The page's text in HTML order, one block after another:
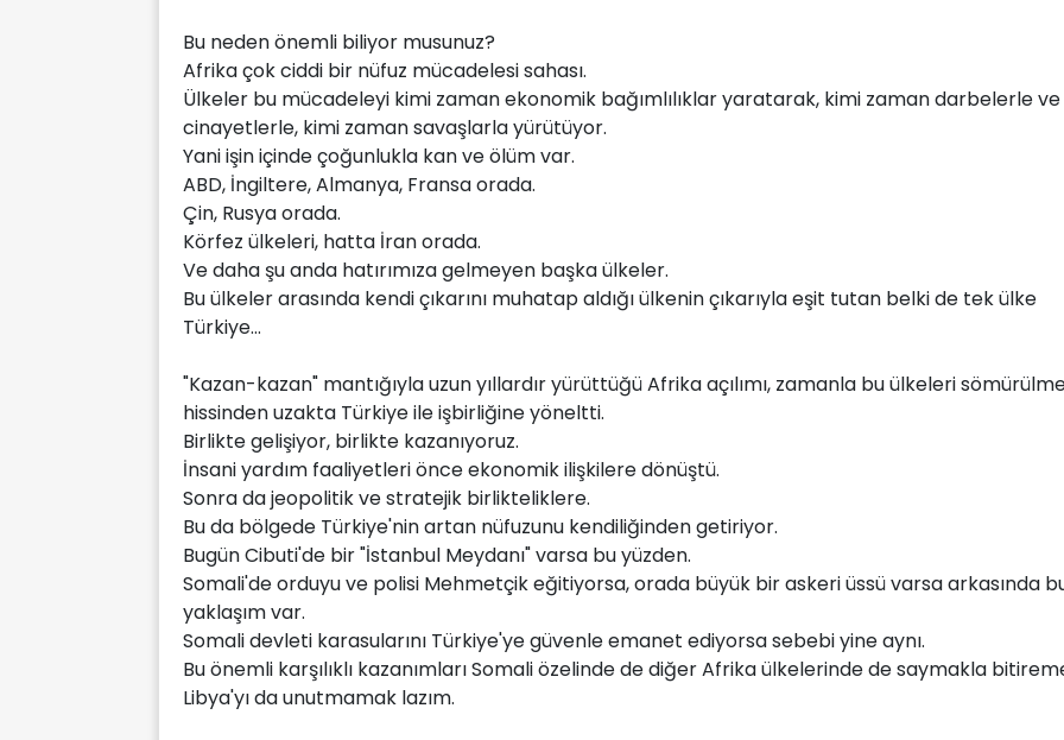
Bu neden önemli biliyor musunuz?
Afrika çok ciddi bir nüfuz mücadelesi sahası.
Ülkeler bu mücadeleyi kimi zaman ekonomik bağımlılıklar yaratarak, kimi zaman darbelerle ve
cinayetlerle, kimi zaman savaşlarla yürütüyor.
Yani işin içinde çoğunlukla kan ve ölüm var.
ABD, İngiltere, Almanya, Fransa orada.
Çin, Rusya orada.
Körfez ülkeleri, hatta İran orada.
Ve daha şu anda hatırımıza gelmeyen başka ülkeler.
Bu ülkeler arasında kendi çıkarını muhatap aldığı ülkenin çıkarıyla eşit tutan belki de tek ülke
Türkiye...
"Kazan-kazan" mantığıyla uzun yıllardır yürüttüğü Afrika açılımı, zamanla bu ülkeleri
hissinden uzakta Türkiye ile işbirliğine yöneltti.
Birlikte gelişiyor, birlikte kazanıyoruz.
İnsani yardım faaliyetleri önce ekonomik ilişkilere dönüştü.
Sonra da jeopolitik ve stratejik birlikteliklere.
Bu da bölgede Türkiye'nin artan nüfuzunu kendiliğinden getiriyor.
Bugün Cibuti'de bir "İstanbul Meydanı" varsa bu yüzden.
Somali'de orduyu ve polisi Mehmetçik eğitiyorsa, orada büyük bir askeri üssü varsa arkasında
yaklaşım var.
Somali devleti karasularını Türkiye'ye güvenle emanet ediyorsa sebebi yine aynı.
Bu önemli karşılıklı kazanımları Somali özelinde de diğer Afrika ülkelerinde de saymakla
Libya'yı da unutmamak lazım.